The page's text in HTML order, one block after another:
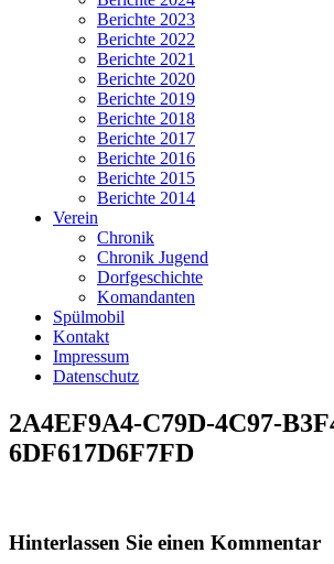
Berichte 2023
Berichte 2022
Berichte 2021
Berichte 2020
Berichte 2019
Berichte 2018
Berichte 2017
Berichte 2016
Berichte 2015
Berichte 2014
Verein
Chronik
Chronik Jugend
Dorfgeschichte
Komandanten
Spülmobil
Kontakt
Impressum
Datenschutz
2A4EF9A4-C79D-4C97-
6DF617D6F7FD
Hinterlassen Sie einen Kommentar